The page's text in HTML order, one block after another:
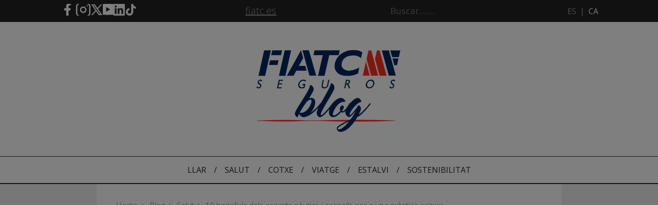
Salta al contingut principal fiatc.es ES | CA
LLAR / SALUT / COTXE / VIATGE / ESTALVI / SOSTENIBILITAT